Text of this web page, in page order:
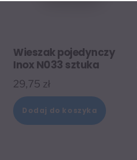
Wieszak pojedynczy
Inox N033 sztuka
29,75 zł
Dodaj do koszyka